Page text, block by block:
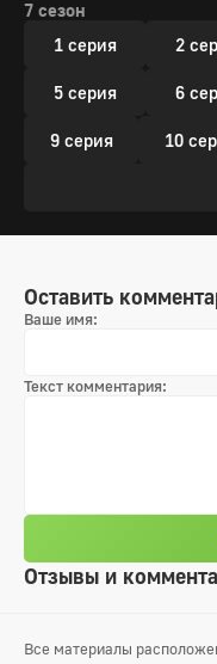
7 сезон
1 серия
2
5 серия 6
9 серия 10
Отзывы и
Оставить
Ваше имя:
Текст комментария:
Все материалы